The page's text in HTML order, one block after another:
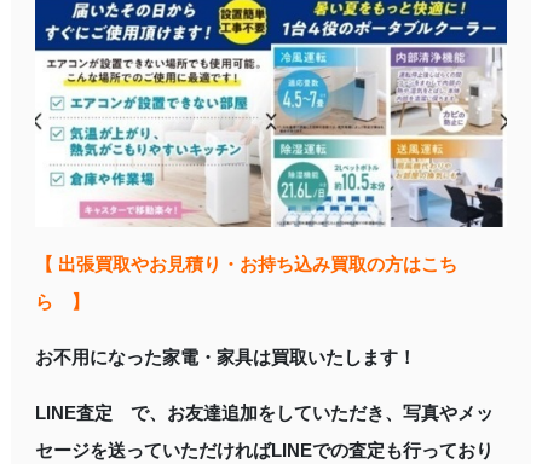
【 出張買取やお見積り・お持ち込み買取の方はこち
ら 】
お不用になった家電・家具は買取いたします！
LINE査定 で、お友達追加をしていただき、写真やメッ
セージを送っていただければLINEでの査定も行っており